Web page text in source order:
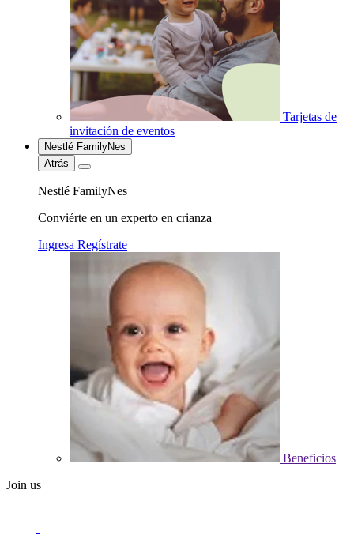
Tarjetas de
invitación de eventos
Nestlé FamilyNes
Atrás
Nestlé FamilyNes
Conviérte en un experto en crianza
Ingresa Regístrate
Beneficios
Join us